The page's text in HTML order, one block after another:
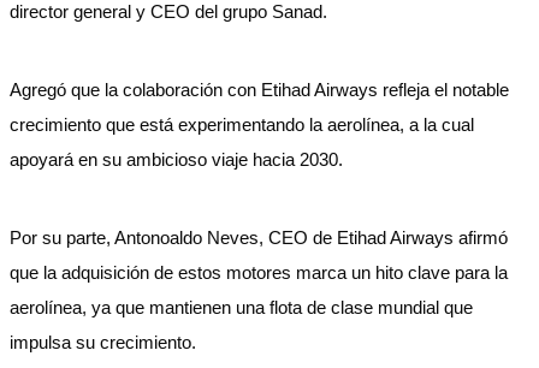
director general y CEO del grupo Sanad.
Agregó que la colaboración con Etihad Airways refleja el notable
crecimiento que está experimentando la aerolínea, a la cual
apoyará en su ambicioso viaje hacia 2030.
Por su parte, Antonoaldo Neves, CEO de Etihad Airways afirmó
que la adquisición de estos motores marca un hito clave para la
aerolínea, ya que mantienen una flota de clase mundial que
impulsa su crecimiento.